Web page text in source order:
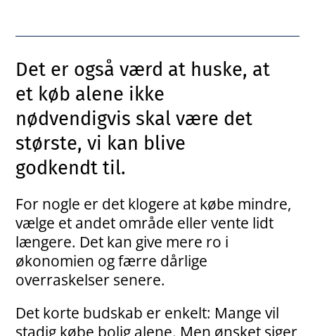
Det er også værd at huske, at
et køb alene ikke
nødvendigvis skal være det
største, vi kan blive
godkendt til.
For nogle er det klogere at købe mindre,
vælge et andet område eller vente lidt
længere. Det kan give mere ro i
økonomien og færre dårlige
overraskelser senere.
Det korte budskab er enkelt: Mange vil
stadig købe bolig alene. Men ønsket siger